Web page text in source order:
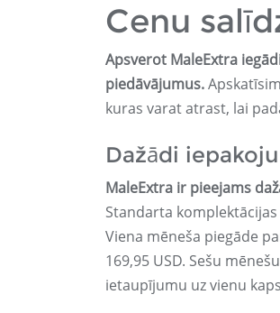
Cenu
Apsverot MaleExtra
piedāvājumus.
kuras varat atrast, lai
Dažādi
MaleExtra ir pieejams
Standarta
Viena mēneša piegāde
169,95 USD. Sešu
ietaupījumu uz vienu